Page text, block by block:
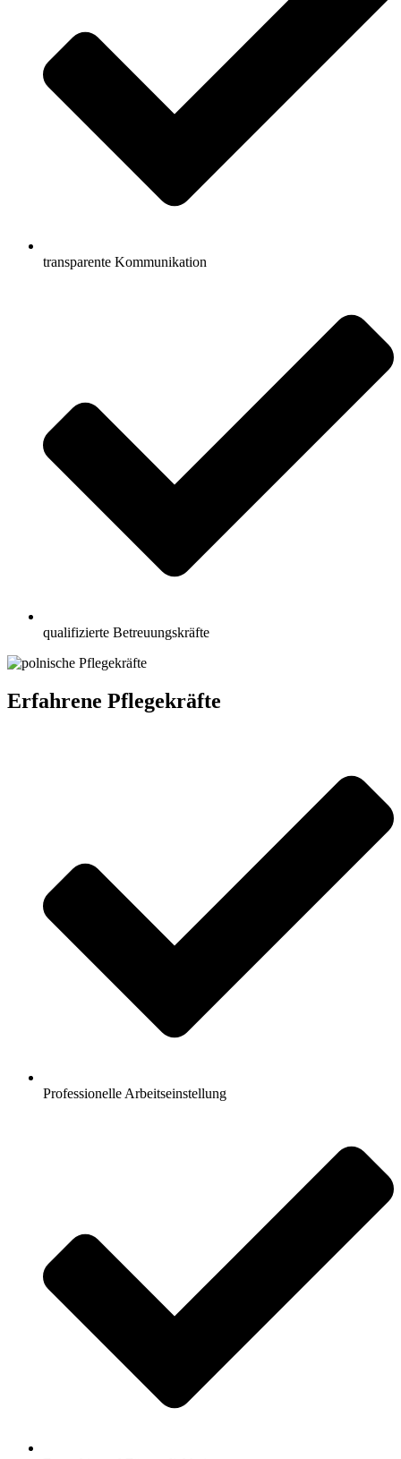
transparente Kommunikation
qualifizierte Betreuungskräfte
Erfahrene Pflegekräfte
Professionelle Arbeitseinstellung